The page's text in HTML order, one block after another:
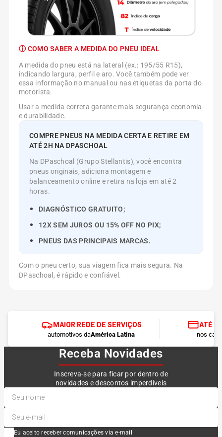
ⓘ COMO SABER A MEDIDA DO PNEU IDEAL
A medida do pneu está na lateral (ex.: 195/55 R15),
indicando largura, perfil e aro. Você também pode ver
essa informação no manual ou nas etiquetas da porta do
motorista.
Usar a medida correta garante mais segurança economia
e durabilidade.
COMPRE PNEUS NA MEDIDA CERTA E RETIRE EM
ATÉ 2H NA DPASCHOAL
Na DPaschoal (Grupo Stellantis), você encontra
pneus originais, adiciona montagem e
balanceamento online e retira na loja em até 2
horas.
DIAGNÓSTICO GRATUITO;
12X SEM JUROS OU 15% OFF NO PIX;
PNEUS DAS PRINCIPAIS MARCAS.
Com o pneu certo, sua viagem fica mais segura. Na
DPaschoal, é rápido e confiável.
MAIOR REDE DE SERVIÇOS
automotivos daAmérica Latina
ATÉ
nos
Receba Novidades
Inscreva-se para ficar por dentro de
novidades e descontos imperdíveis
Eu aceito receber comunicações via e-mail